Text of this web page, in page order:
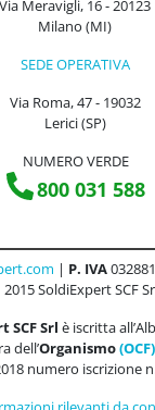
Via Meravigli, 16 - 20123
Milano (MI)
SEDE OPERATIVA
Via Roma, 47 - 19032
Lerici (SP)
NUMERO VERDE
800 031 588
| P. IVA
2015 SoldiExpert SCF
SCF Srl è iscritta
dell’Organismo(OCF)
numero iscrizione